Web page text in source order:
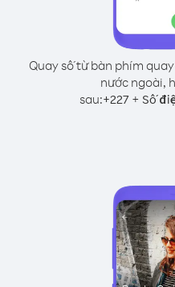
Quay số từ bàn phím
nước ngoài,
sau:+227+ Số